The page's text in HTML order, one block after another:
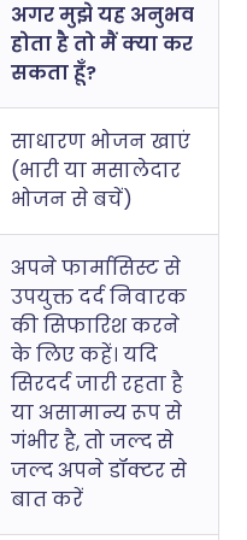
अगर मुझे यह अनुभव
होता है तो मैं क्या कर
सकता हूँ?
साधारण भोजन खाएं
(भारी या मसालेदार
भोजन से बचें)
अपने फार्मासिस्ट से
उपयुक्त दर्द निवारक
की सिफारिश करने
के लिए कहें। यदि
सिरदर्द जारी रहता है
या असामान्य रूप से
गंभीर है, तो जल्द से
जल्द अपने डॉक्टर से
बात करें